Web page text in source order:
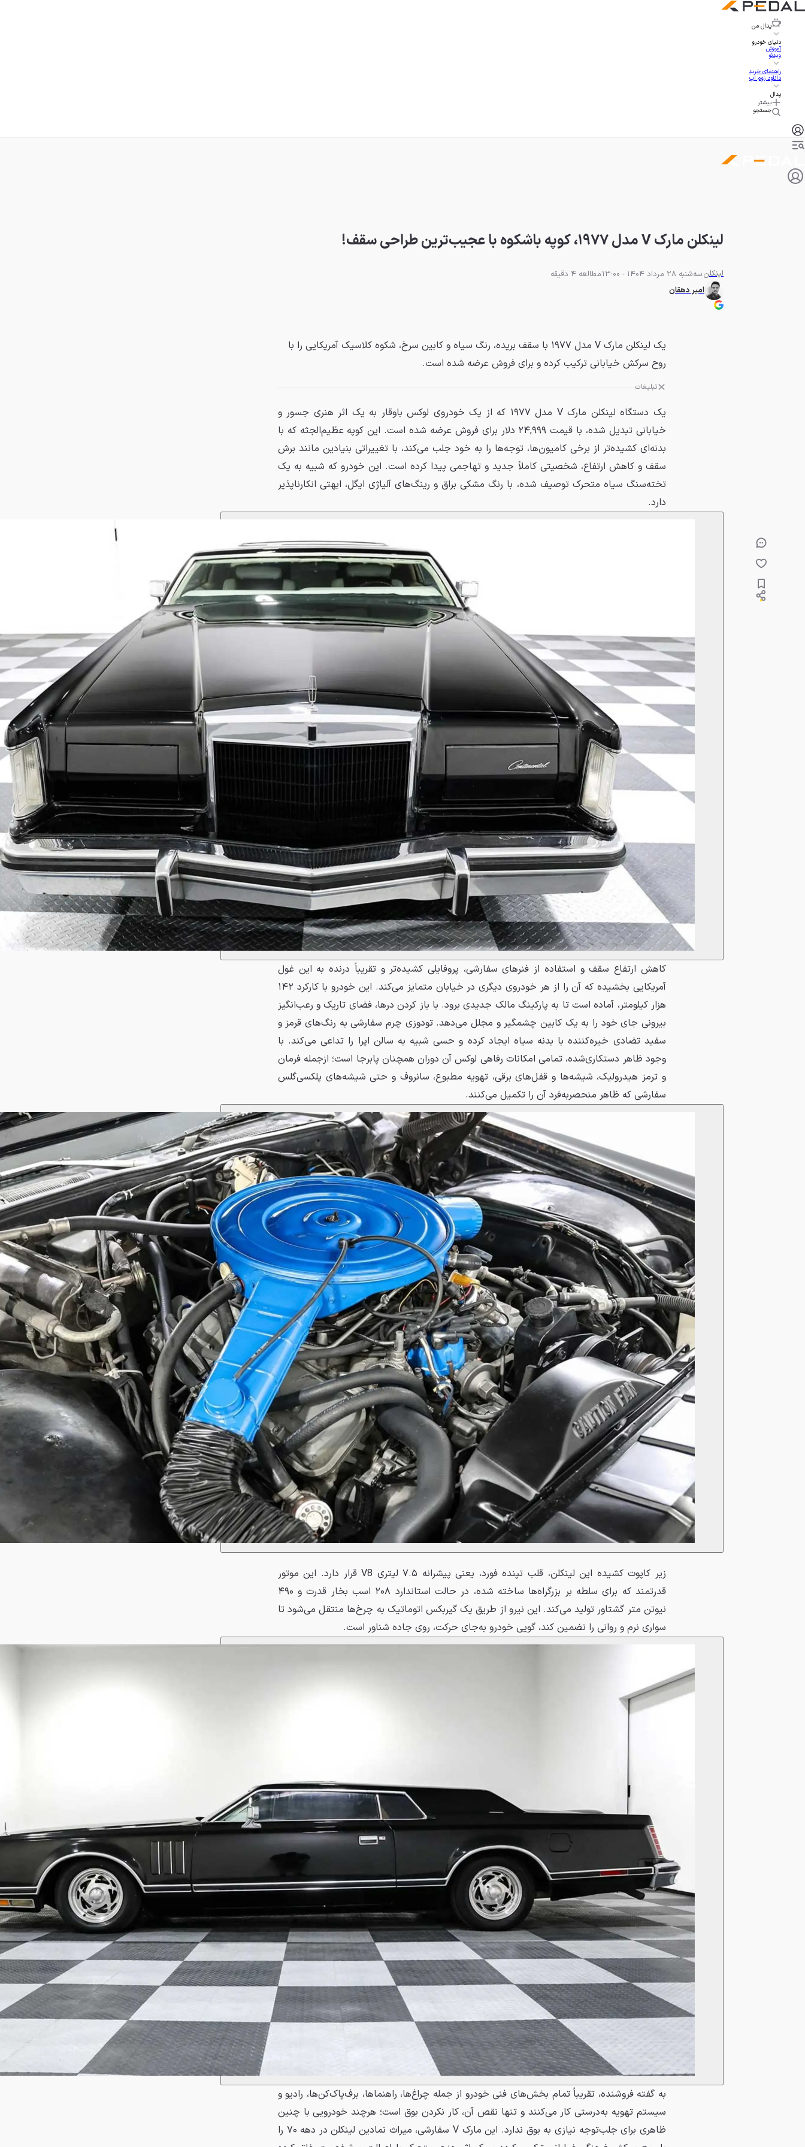
پدال من
دنیای خودرو
آموزش
ویدئو
راهنمای خرید
دانلود زوم اپ
پدال
بیشتر
جستجو
لینکلن مارک V مدل ۱۹۷۷، کوپه باشکوه با عجیب‌ترین طراحی سقف!
لینکلنسه‌شنبه 28 مرداد 1404 - 13:00
مطالعه 4 دقیقه
امیر دهقان
یک لینکلن مارک V مدل ۱۹۷۷ با سقف بریده، رنگ سیاه و کابین سرخ، شکوه کلاسیک آمریکایی را با
روح سرکش خیابانی ترکیب کرده و برای فروش عرضه شده است.
تبلیغات
یک دستگاه لینکلن مارک V مدل ۱۹۷۷ که از یک خودروی لوکس باوقار به یک اثر هنری جسور و
خیابانی تبدیل شده، با قیمت ۲۴,۹۹۹ دلار برای فروش عرضه شده است. این کوپه عظیم‌الجثه که با
بدنه‌ای کشیده‌تر از برخی کامیون‌ها، توجه‌ها را به خود جلب می‌کند، با تغییراتی بنیادین مانند برش
سقف و کاهش ارتفاع، شخصیتی کاملاً جدید و تهاجمی پیدا کرده است. این خودرو که شبیه به یک
تخته‌سنگ سیاه متحرک توصیف شده، با رنگ مشکی براق و رینگ‌های آلیاژی ایگل، ابهتی انکارناپذیر
دارد.
کاهش ارتفاع سقف و استفاده از فنرهای سفارشی، پروفایلی کشیده‌تر و تقریباً درنده به این غول
آمریکایی بخشیده که آن را از هر خودروی دیگری در خیابان متمایز می‌کند. این خودرو با کارکرد ۱۴۲
هزار کیلومتر، آماده است تا به پارکینگ مالک جدیدی برود. با باز کردن درها، فضای تاریک و رعب‌انگیز
بیرونی جای خود را به یک کابین چشمگیر و مجلل می‌دهد. تودوزی چرم سفارشی به رنگ‌های قرمز و
سفید تضادی خیره‌کننده با بدنه سیاه ایجاد کرده و حسی شبیه به سالن اپرا را تداعی می‌کند. با
وجود ظاهر دستکاری‌شده، تمامی امکانات رفاهی لوکس آن دوران همچنان پابرجا است؛ ازجمله فرمان
و ترمز هیدرولیک، شیشه‌ها و قفل‌های برقی، تهویه مطبوع، سانروف و حتی شیشه‌های پلکسی‌گلس
سفارشی که ظاهر منحصربه‌فرد آن را تکمیل می‌کنند.
زیر کاپوت کشیده این لینکلن، قلب تپنده فورد، یعنی پیشرانه ۷.۵ لیتری V8 قرار دارد. این موتور
قدرتمند که برای سلطه بر بزرگراه‌ها ساخته شده، در حالت استاندارد ۲۰۸ اسب بخار قدرت و ۴۹۰
نیوتن متر گشتاور تولید می‌کند. این نیرو از طریق یک گیربکس اتوماتیک به چرخ‌ها منتقل می‌شود تا
سواری نرم و روانی را تضمین کند، گویی خودرو به‌جای حرکت، روی جاده شناور است.
به گفته فروشنده، تقریباً تمام بخش‌های فنی خودرو از جمله چراغ‌ها، راهنماها، برف‌پاک‌کن‌ها، رادیو و
سیستم تهویه به‌درستی کار می‌کنند و تنها نقص آن، کار نکردن بوق است؛ هرچند خودرویی با چنین
ظاهری برای جلب‌توجه نیازی به بوق ندارد. این مارک V سفارشی، میراث نمادین لینکلن در دهه ۷۰ را